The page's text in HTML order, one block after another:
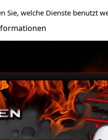
Sie, welche Dienste benutzt